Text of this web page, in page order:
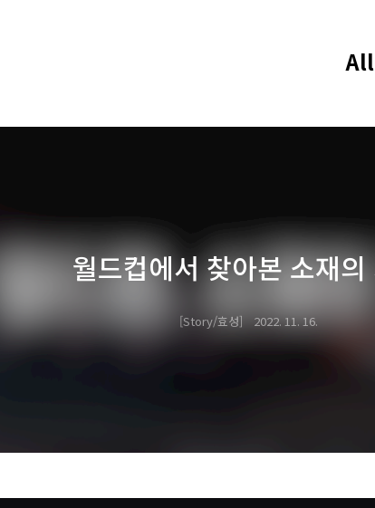
All
월드컵에서 찾아본 소재의
Story/효성 2022. 11. 16.